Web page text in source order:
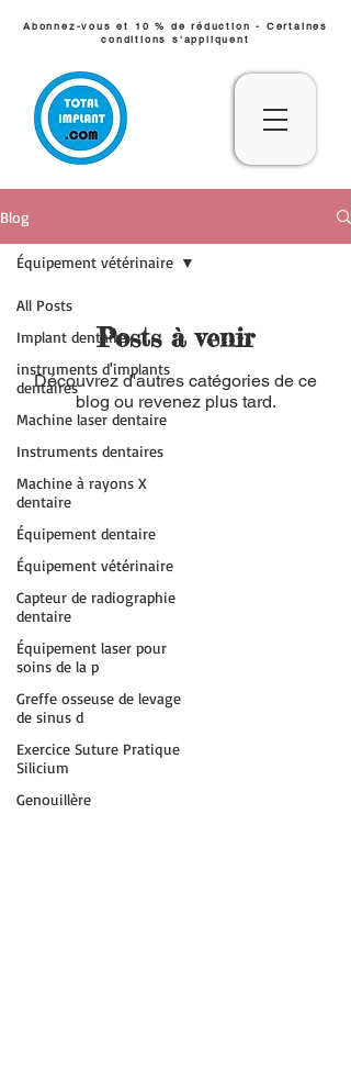
Abonnez-vous et 10 % de réduction - Certaines
conditions s'appliquent
Blog
All Posts
Implant dentaire
instruments d'implants
dentaires
Machine laser dentaire
Instruments dentaires
Machine à rayons X
dentaire
Équipement dentaire
Équipement vétérinaire
Capteur de radiographie
dentaire
Équipement laser pour
soins de la p
Greffe osseuse de levage
de sinus d
Exercice Suture Pratique
Silicium
Genouillère
Équipement vétérinaire
Posts à venir
Découvrez d'autres catégories de ce
blog ou revenez plus tard.